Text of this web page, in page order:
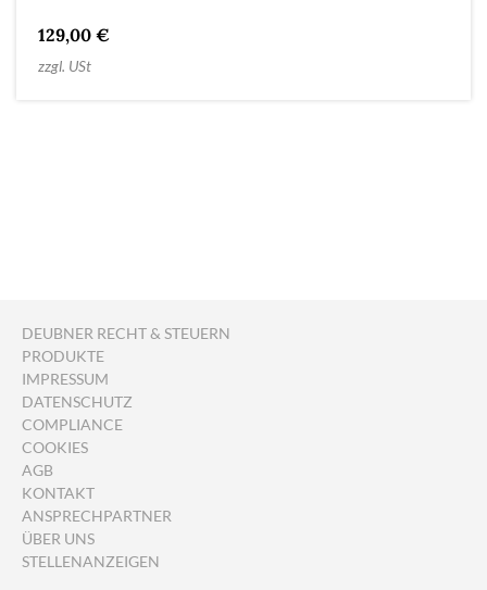
129,00 €
zzgl. USt
DEUBNER RECHT & STEUERN
PRODUKTE
IMPRESSUM
DATENSCHUTZ
COMPLIANCE
COOKIES
AGB
KONTAKT
ANSPRECHPARTNER
ÜBER UNS
STELLENANZEIGEN